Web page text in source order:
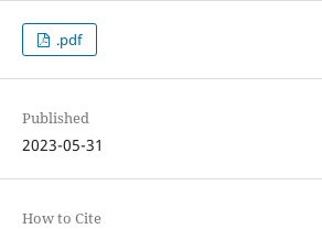
.pdf
Published
2023-05-31
How to Cite